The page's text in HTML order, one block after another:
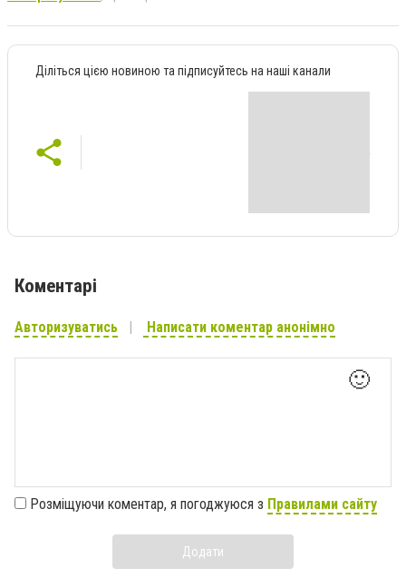
Діліться цією новиною та підписуйтесь на наші канали
Коментарі
Авторизуватись Написати коментар анонімно
🙂
Розміщуючи коментар, я погоджуюся з Правилами сайту
Додати